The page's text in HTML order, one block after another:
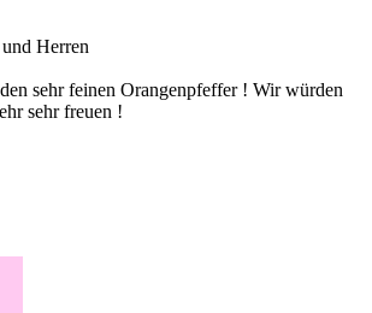
Herren
sehr feinen Orangenpfeffer ! Wir würden
sehr freuen !